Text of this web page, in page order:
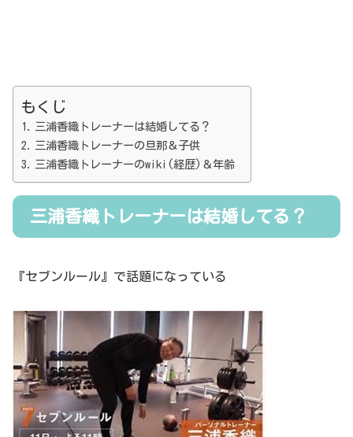
もくじ
三浦香織トレーナーは結婚してる？
三浦香織トレーナーの旦那＆子供
三浦香織トレーナーのwiki(経歴)＆年齢
三浦香織トレーナーは結婚してる？
『セブンルール』で話題になっている